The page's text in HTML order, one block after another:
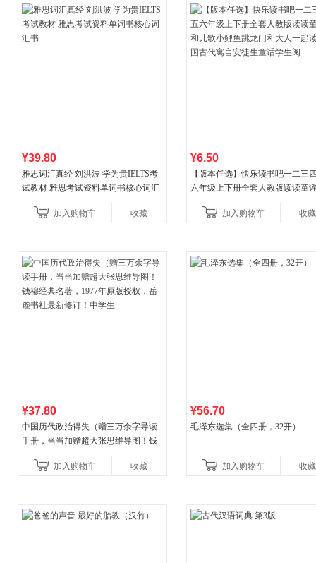
¥39.80
雅思词汇真经 刘洪波 学为贵IELTS考
试教材 雅思考试资料单词书核心词汇
加入购物车
收藏
¥6.50
【版本任选】快乐读书吧一二三
六年级上下册全套人教版读读童
古代寓言安徒生童话学生阅
加入购物车 收藏
¥37.80
中国历代政治得失（赠三万余字导读
手册，当当加赠超大张思维导图！钱
书社最新修订！中学生
加入购物车 收藏
¥56.70
毛泽东选集（全四册，32开）
加入购物车 收藏